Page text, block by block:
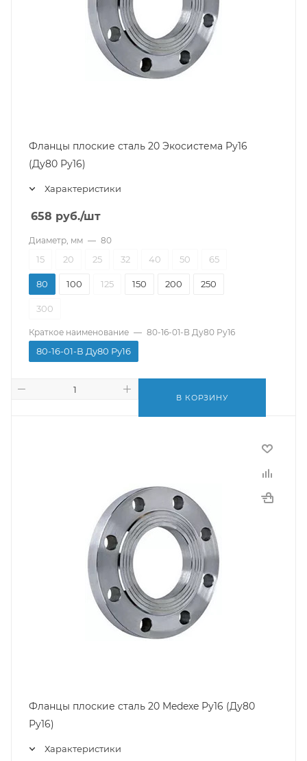
Фланцы плоские сталь 20 Экосистема Ру16
(Ду80 Ру16)
Характеристики
658 руб./шт
Диаметр, мм — 80
15 20 25 32 40 50 65
80 100 125 150 200 250
300
Краткое наименование — 80-16-01-В Ду80 Ру16
80-16-01-В Ду80 Ру16
В КОРЗИНУ
Фланцы плоские сталь 20 Medexe Ру16 (Ду80
Ру16)
Характеристики